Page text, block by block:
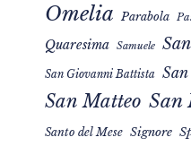
Omelia Parabola
Quaresima Samuele
San Giovanni Battista
San Matteo San
Santo del Mese Signore